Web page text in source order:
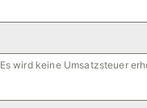
wird keine Umsatzsteuer